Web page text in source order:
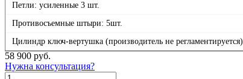
Петли: усиленные 3 шт.
Противосъемные штыри: 5шт.
Цилиндр ключ-вертушка (производитель не регламентируется)
58 900 руб.
Нужна консультация?
Количество